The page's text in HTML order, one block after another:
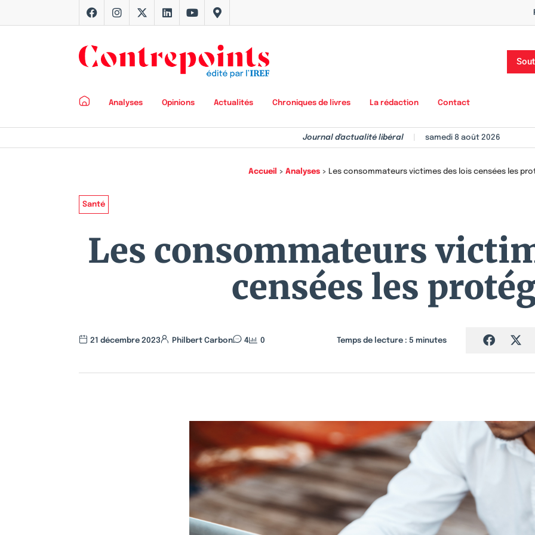
Analyses Opinions Actualités Chroniques de livres La rédaction Contact
Journal d'actualité libéral samedi 8 août 2026
Accueil > Analyses > Les consommateurs victimes des lois censées les
Santé
Les consommateurs
censées les
21 décembre 2023 Philbert Carbon 4 0 Temps de lecture : 5 minutes